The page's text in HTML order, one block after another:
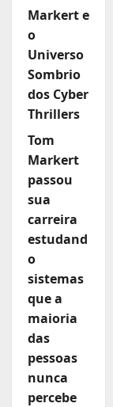
Markert e
o
Universo
Sombrio
dos Cyber
Thrillers
Tom
Markert
passou
sua
carreira
estudand
o
sistemas
que a
maioria
das
pessoas
nunca
percebe